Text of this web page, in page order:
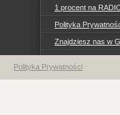
1 procent na
Polityka
Znajdziesz nas w
Polityka Prywatności